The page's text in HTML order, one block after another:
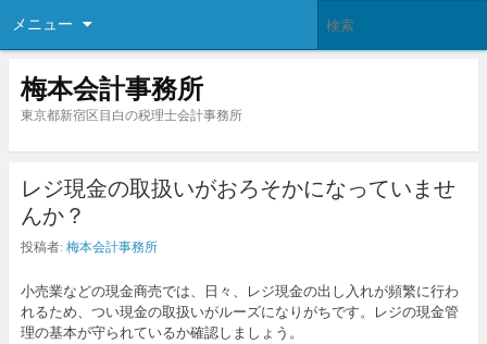
メニュー
梅本会計事務所
東京都新宿区目白の税理士会計事務所
レジ現金の取扱いがおろそかになっていませ
んか？
投稿者: 梅本会計事務所
小売業などの現金商売では、日々、レジ現金の出し入れが頻繁に行わ
れるため、つい現金の取扱いがルーズになりがちです。レジの現金管
理の基本が守られているか確認しましょう。